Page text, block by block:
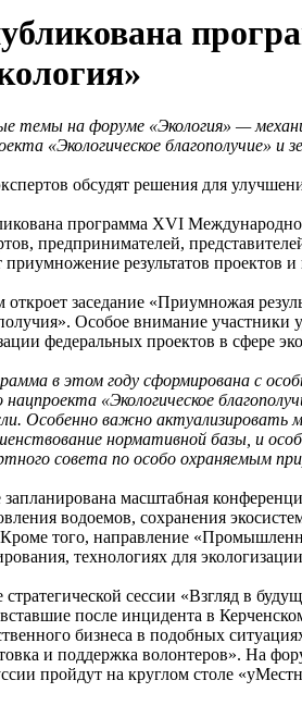
темы на форуме «Экология» —
«Экологическое благополучие» и
обсудят решения для
программа XVI
предпринимателей,
приумножение результатов проектов
заседание «Приумножая
Особое внимание участники
федеральных проектов в сфере
в этом году сформирована с
нацпроекта «Экологическое
Особенно важно актуализировать
нормативной базы, и
совета по особо охраняемым
масштабная
водоемов, сохранения
того, направление
технологиях для
стратегической сессии «Взгляд в
после инцидента в
бизнеса в подобных
и поддержка волонтеров». На
пройдут на круглом столе